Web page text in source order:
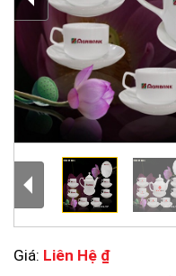
Giá: Liên Hệ ₫